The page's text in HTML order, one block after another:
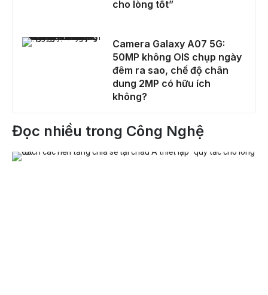
cho lòng tốt”
Camera Galaxy A07 5G: 50MP không OIS chụp ngày đêm ra sao, chế độ chân dung 2MP có hữu ích không?
Camera Galaxy A07 5G:
50MP không OIS chụp ngày
đêm ra sao, chế độ chân
dung 2MP có hữu ích
không?
Đọc nhiều trong Công Nghệ